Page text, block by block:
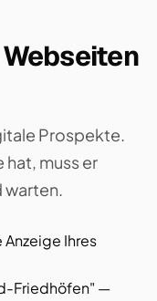
Prospekte.
hat, muss er
warten.
Ihres
Friedhöfen" —